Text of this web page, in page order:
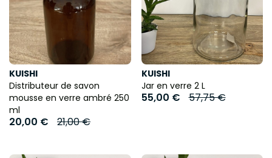
KUISHI
Distributeur de savon
mousse en verre ambré 250
ml
20,00 € 21,00 €
KUISHI
Jar en verre 2 L
55,00 € 57,75 €